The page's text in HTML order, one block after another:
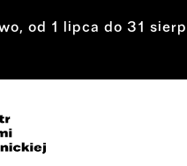
od 1 lipca do 31